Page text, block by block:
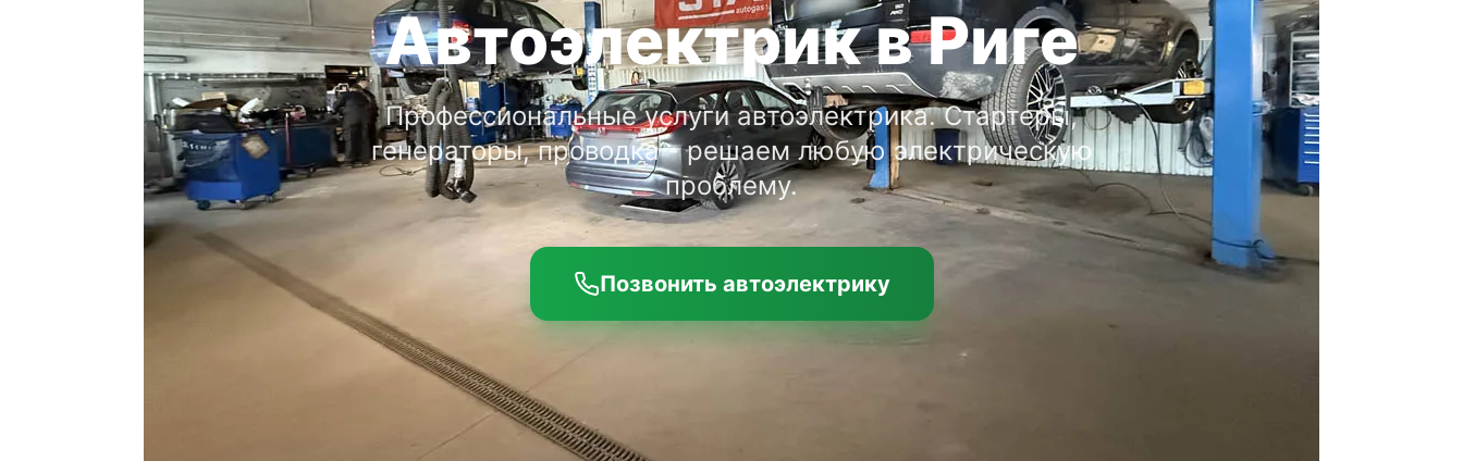
Автоэлектрик в Риге
Профессиональные услуги автоэлектрика. Стартеры,
генераторы, проводка - решаем любую электрическую
проблему.
Позвонить автоэлектрику